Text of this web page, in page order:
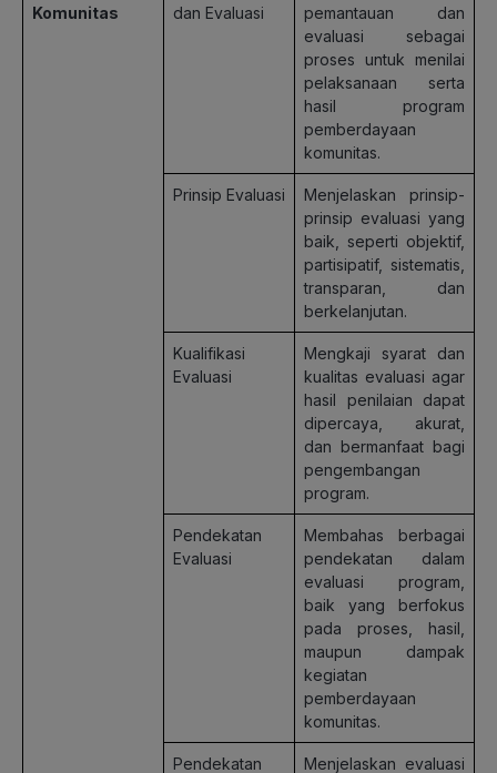
Komunitas
dan Evaluasi
pemantauan dan
evaluasi sebagai
proses untuk menilai
pelaksanaan serta
hasil program
pemberdayaan
komunitas.
Prinsip Evaluasi
Menjelaskan prinsip-
prinsip evaluasi yang
baik, seperti objektif,
partisipatif, sistematis,
transparan, dan
berkelanjutan.
Kualifikasi
Evaluasi
Mengkaji syarat dan
kualitas evaluasi agar
hasil penilaian dapat
dipercaya, akurat,
dan bermanfaat bagi
pengembangan
program.
Pendekatan
Evaluasi
Membahas berbagai
pendekatan dalam
evaluasi program,
baik yang berfokus
pada proses, hasil,
maupun dampak
kegiatan
pemberdayaan
komunitas.
Pendekatan
Menjelaskan evaluasi